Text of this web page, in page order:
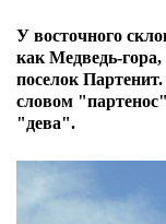
У восточного
как Медведь-
поселок Партенит.
словом
"дева".